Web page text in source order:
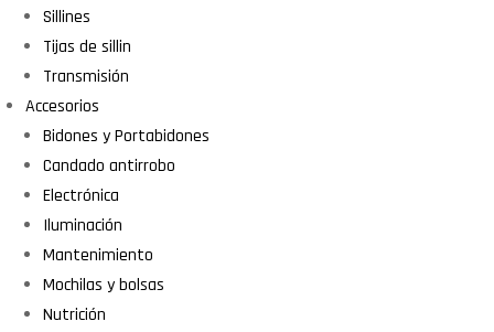
Sillines
Tijas de sillin
Transmisión
Accesorios
Bidones y Portabidones
Candado antirrobo
Electrónica
Iluminación
Mantenimiento
Mochilas y bolsas
Nutrición